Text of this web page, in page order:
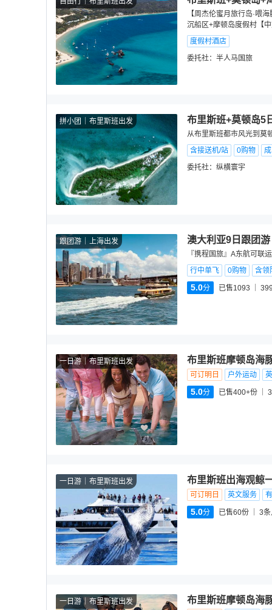
【周杰伦蜜月旅行岛·喂
沉船区+摩顿岛度假村【
度假村酒店
委托社： 半人马国旅
拼小团 布里斯班出发 布里斯班+莫顿岛5
从布里斯班都市风光到莫
含接送机/站
0购物
委托社： 纵横寰宇
跟团游 上海出发 澳大利亚9日跟团游
『携程国旅』A东航可联
行中单飞
0购物 含领
5.0分 已售1093
一日游 布里斯班出发 布里斯班摩顿岛海
可订明日 户外运动
5.0分 已售400+份
一日游 布里斯班出发 布里斯班出海观鲸
可订明日 英文服务
5.0分 已售60份 3
一日游 布里斯班出发 布里斯班摩顿岛海